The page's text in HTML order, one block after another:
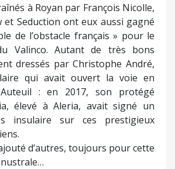
à Royan par François Nicolle,
et Seduction ont eux aussi gagné
de l’obstacle français » pour le
Valinco. Autant de très bons
dressés par Christophe André,
qui avait ouvert la voie en
: en 2017, son protégé
élevé à Aleria, avait signé un
insulaire sur ces prestigieux
d’autres, toujours pour cette
nustrale…